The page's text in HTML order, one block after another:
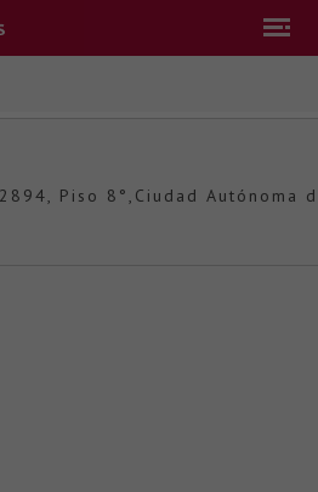
Piso 8°,Ciudad Autónoma